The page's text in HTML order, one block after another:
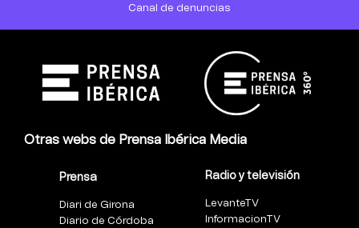
Canal de denuncias
Otras webs de Prensa Ibérica Media
Prensa
Diari de Girona
Diario de Córdoba
Radio y televisión
LevanteTV
InformacionTV